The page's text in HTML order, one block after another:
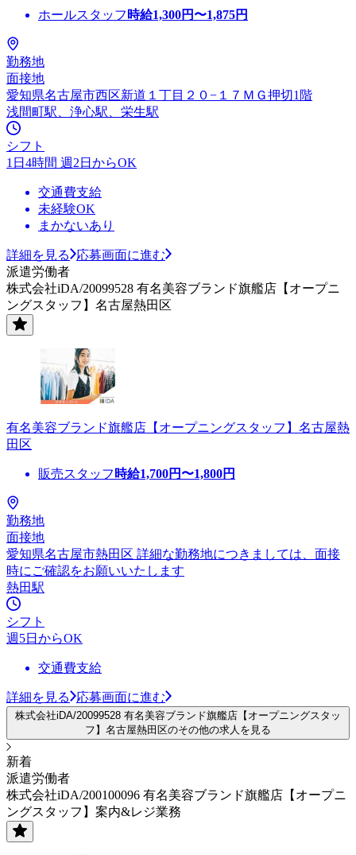
ホールスタッフ 時給1,300円〜1,875円
勤務地
面接地
愛知県名古屋市西区新道１丁目２０−１７ＭＧ押切1階
浅間町駅、浄心駅、栄生駅
シフト
1日4時間 週2日からOK
交通費支給
未経験OK
まかないあり
詳細を見る
応募画面に進む
派遣労働者
株式会社iDA/20099528 有名美容ブランド旗艦店【オープニ
ングスタッフ】名古屋熱田区
有名美容ブランド旗艦店【オープニングスタッフ】名古屋熱
田区
販売スタッフ 時給1,700円〜1,800円
勤務地
面接地
愛知県名古屋市熱田区 詳細な勤務地につきましては、面接
時にご確認をお願いいたします
熱田駅
シフト
週5日からOK
交通費支給
詳細を見る 応募画面に進む
株式会社iDA/20099528 有名美容ブランド旗艦店【オープニングスタッ
フ】名古屋熱田区のその他の求人を見る
新着
派遣労働者
株式会社iDA/200100096 有名美容ブランド旗艦店【オープニ
ングスタッフ】案内&レジ業務